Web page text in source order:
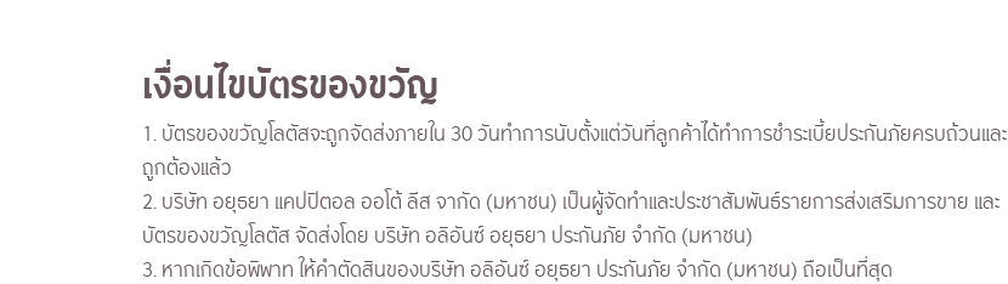
เงื่อนไขบัตรของขวัญ
1. บัตรของขวัญโลตัสจะถูกจัดส่งภายใน 30 วันทำการนับตั้งแต่วันที่ลูกค้าได้ทำการชำระเบี้ยประกันภัยครบถ้วนและ
ถูกต้องแล้ว
2. บริษัท อยุธยา แคปปิตอล ออโต้ ลีส จากัด (มหาชน) เป็นผู้จัดทำและประชาสัมพันธ์รายการส่งเสริมการขาย และ
บัตรของขวัญโลตัส จัดส่งโดย บริษัท อลิอันซ์ อยุธยา ประกันภัย จำกัด (มหาชน)
3. หากเกิดข้อพิพาท ให้คำตัดสินของบริษัท อลิอันซ์ อยุธยา ประกันภัย จำกัด (มหาชน) ถือเป็นที่สุด